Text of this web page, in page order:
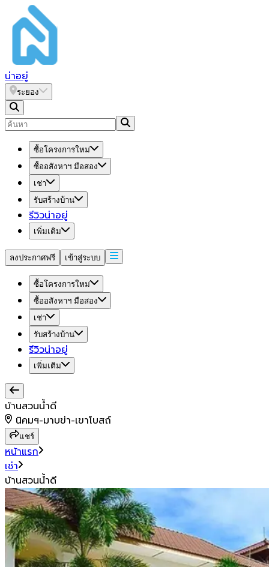
น่าอยู่
ระยอง
ซื้อโครงการใหม่
ซื้ออสังหาฯ มือสอง
เช่า
รับสร้างบ้าน
รีวิวน่าอยู่
เพิ่มเติม
ลงประกาศฟรี เข้าสู่ระบบ
ซื้อโครงการใหม่
ซื้ออสังหาฯ มือสอง
เช่า
รับสร้างบ้าน
รีวิวน่าอยู่
เพิ่มเติม
บ้านสวนน้ำดี
นิคมฯ-มาบข่า-เขาโบสถ์
แชร์
หน้าแรก
เช่า
บ้านสวนน้ำดี